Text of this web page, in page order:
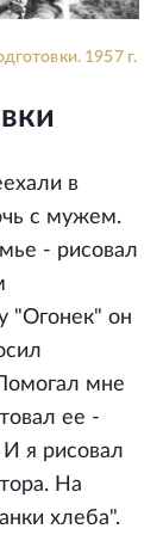
1957 г.
в
с мужем.
- рисовал
"Огонек" он
мне
ее -
я рисовал
На
хлеба".